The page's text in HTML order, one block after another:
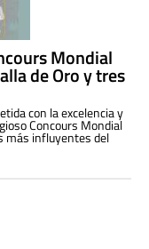
Mondial
de Oro y tres
con la excelencia y
Concours Mondial
más influyentes del